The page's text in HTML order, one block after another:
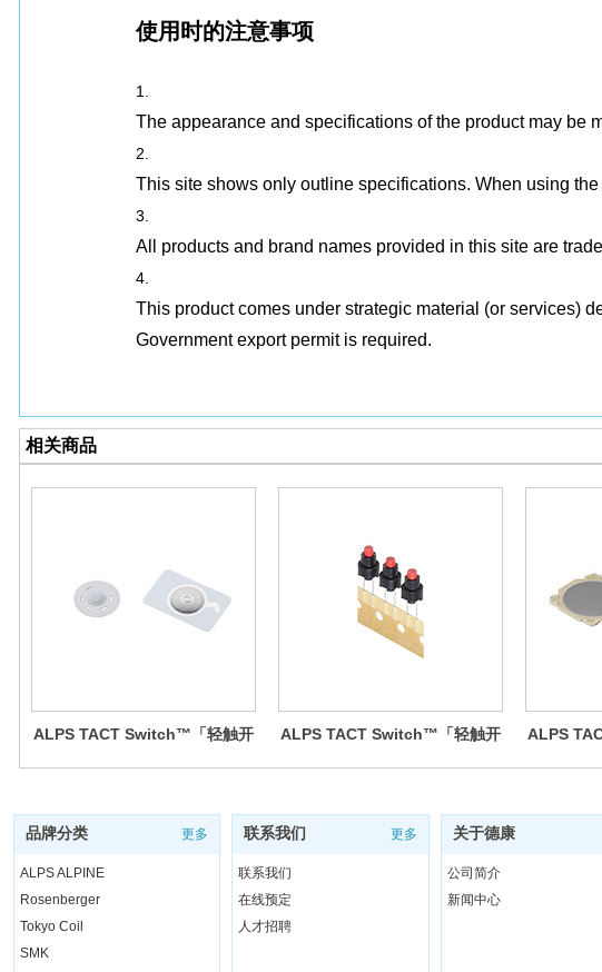
使用时的注意事项
The appearance and specifications of the product may be
This site shows only outline specifications. When using
All products and brand names provided in this site are
This product comes under strategic material (or services)
Government export permit is required.
相关商品
ALPS TACT Switch™「轻触开
ALPS TACT Switch™「轻触开
ALPS
关于德康
公司简介
新闻中心
品牌分类 更多
ALPS ALPINE
Rosenberger
Tokyo Coil
SMK
联系我们 更多
联系我们
在线预定
人才招聘